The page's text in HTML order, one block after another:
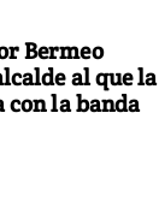
Bermeo
al que la
la banda